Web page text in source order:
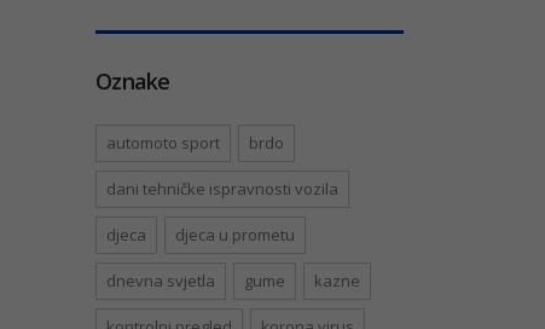
Oznake
automoto sport brdo
dani tehničke ispravnosti vozila
djeca djeca u prometu
dnevna svjetla gume kazne